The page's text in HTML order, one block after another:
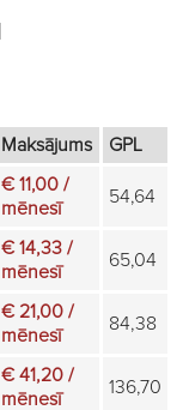
Maksājums GPL
€ 11,00 /
mēnesī
54,64
€ 14,33 /
mēnesī
65,04
€ 21,00 /
mēnesī
84,38
€ 41,20 /
mēnesī
136,70